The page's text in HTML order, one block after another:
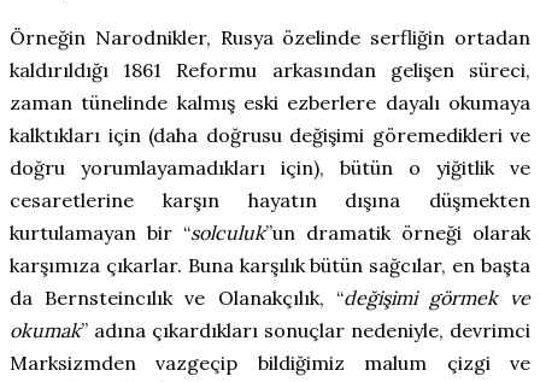
Örneğin Narodnikler, Rusya özelinde serfliğin ortadan
kaldırıldığı 1861 Reformu arkasından gelişen süreci,
zaman tünelinde kalmış eski ezberlere dayalı okumaya
kalktıkları için (daha doğrusu değişimi göremedikleri ve
doğru yorumlayamadıkları için), bütün o yiğitlik ve
cesaretlerine karşın hayatın dışına düşmekten
kurtulamayan bir “solculuk”un dramatik örneği olarak
karşımıza çıkarlar. Buna karşılık bütün sağcılar, en başta
da Bernsteincılık ve Olanakçılık, “değişimi görmek ve
okumak” adına çıkardıkları sonuçlar nedeniyle, devrimci
Marksizmden vazgeçip bildiğimiz malum çizgi ve